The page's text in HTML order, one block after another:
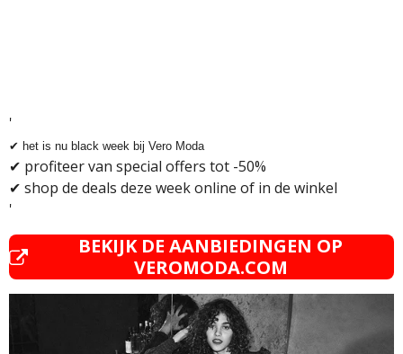
'
✔ het is nu black week bij Vero Moda
✔ profiteer van special offers tot -50%
✔ shop de deals deze week online of in de winkel
'
BEKIJK DE AANBIEDINGEN OP
VEROMODA.COM